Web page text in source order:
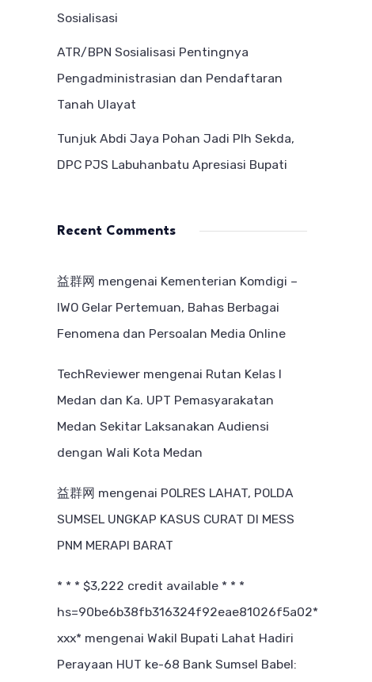
Sosialisasi
ATR/BPN Sosialisasi Pentingnya
Pengadministrasian dan Pendaftaran
Tanah Ulayat
Tunjuk Abdi Jaya Pohan Jadi Plh Sekda,
DPC PJS Labuhanbatu Apresiasi Bupati
Recent Comments
益群网 mengenai Kementerian Komdigi –
IWO Gelar Pertemuan, Bahas Berbagai
Fenomena dan Persoalan Media Online
TechReviewer mengenai Rutan Kelas I
Medan dan Ka. UPT Pemasyarakatan
Medan Sekitar Laksanakan Audiensi
dengan Wali Kota Medan
益群网 mengenai POLRES LAHAT, POLDA
SUMSEL UNGKAP KASUS CURAT DI MESS
PNM MERAPI BARAT
* * * $3,222 credit available * * *
hs=90be6b38fb316324f92eae81026f5a02*
ххх* mengenai Wakil Bupati Lahat Hadiri
Perayaan HUT ke-68 Bank Sumsel Babel: